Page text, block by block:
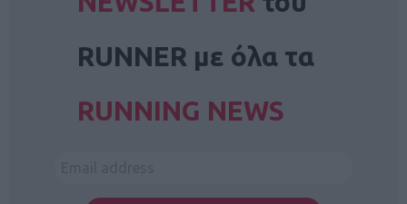
RUNNER με όλα τα
RUNNING NEWS